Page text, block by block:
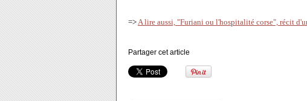
=> A lire aussi, "Furiani ou l'hospitalité corse", récit
Partager cet article